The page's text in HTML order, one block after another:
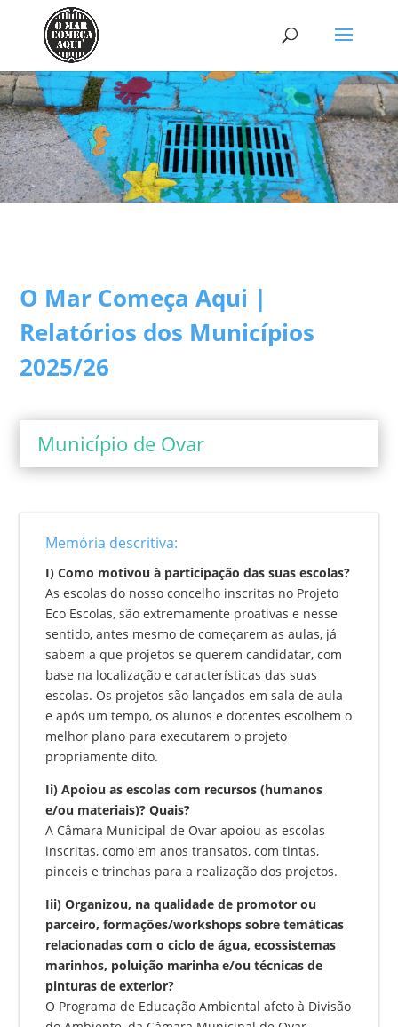
O Mar Começa Aqui |
Relatórios dos Municípios
2025/26
Município de Ovar
Memória descritiva:
I) Como motivou à participação das suas escolas?
As escolas do nosso concelho inscritas no Projeto
Eco Escolas, são extremamente proativas e nesse
sentido, antes mesmo de começarem as aulas, já
sabem a que projetos se querem candidatar, com
base na localização e características das suas
escolas. Os projetos são lançados em sala de aula
e após um tempo, os alunos e docentes escolhem o
melhor plano para executarem o projeto
propriamente dito.
Ii) Apoiou as escolas com recursos (humanos
e/ou materiais)? Quais?
A Câmara Municipal de Ovar apoiou as escolas
inscritas, como em anos transatos, com tintas,
pinceis e trinchas para a realização dos projetos.
Iii) Organizou, na qualidade de promotor ou
parceiro, formações/workshops sobre temáticas
relacionadas com o ciclo de água, ecossistemas
marinhos, poluição marinha e/ou técnicas de
pinturas de exterior?
O Programa de Educação Ambiental afeto à Divisão